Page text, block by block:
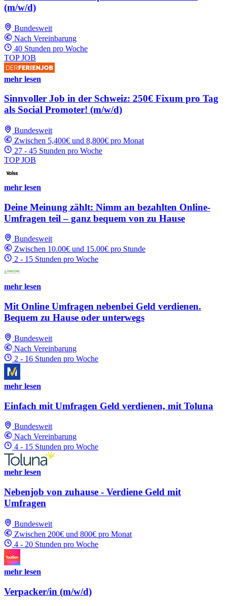
(m/w/d)
Bundesweit
Nach Vereinbarung
40 Stunden pro Woche
TOP JOB
mehr lesen
Sinnvoller Job in der Schweiz: 250€ Fixum pro Tag
als Social Promoter! (m/w/d)
Bundesweit
Zwischen 5,400€ und 8,800€ pro Monat
27 - 45 Stunden pro Woche
TOP JOB
mehr lesen
Deine Meinung zählt: Nimm an bezahlten Online-
Umfragen teil – ganz bequem von zu Hause
Bundesweit
Zwischen 10.00€ und 15.00€ pro Stunde
2 - 15 Stunden pro Woche
mehr lesen
Mit Online Umfragen nebenbei Geld verdienen.
Bequem zu Hause oder unterwegs
Bundesweit
Nach Vereinbarung
2 - 16 Stunden pro Woche
mehr lesen
Einfach mit Umfragen Geld verdienen, mit Toluna
Bundesweit
Nach Vereinbarung
4 - 15 Stunden pro Woche
mehr lesen
Nebenjob von zuhause - Verdiene Geld mit
Umfragen
Bundesweit
Zwischen 200€ und 800€ pro Monat
4 - 20 Stunden pro Woche
mehr lesen
Verpacker/in (m/w/d)